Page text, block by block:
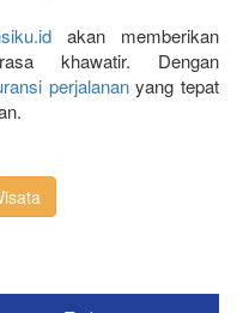
akan memberikan
khawatir. Dengan
perjalananyang tepat